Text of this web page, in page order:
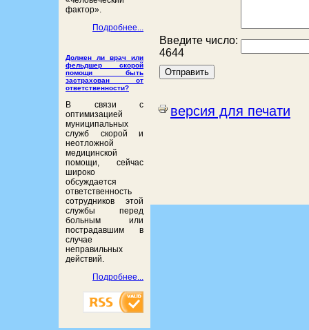
фактор».
Подробнее...
Должен ли врач или
фельдшер скорой
помощи быть
застрахован от
ответственности?
В связи с
оптимизацией
муниципальных
служб скорой и
неотложной
медицинской
помощи, сейчас
широко
обсуждается
ответственность
сотрудников этой
службы перед
больным или
пострадавшим в
случае
неправильных
действий.
Подробнее...
Введите число:
4644
версия для печати